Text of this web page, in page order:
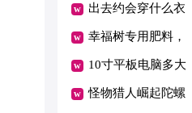
油合适呢
思这首诗的意思
什么属性重要 怪
物猎人崛起重弩武
器衍生
出去约会穿什么衣
服合适（出去约会
要穿什么衣服）
幸福树专用肥料，
叶片枯黄应该用什
么肥料
10寸平板电脑多大
10寸平板电脑多大
怪物猎人崛起陀螺